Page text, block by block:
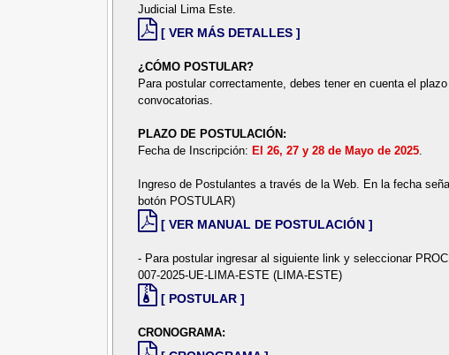
Judicial Lima Este.
[ VER MÁS DETALLES ]
¿CÓMO POSTULAR?
Para postular correctamente, debes tener en cuenta el
convocatorias.
PLAZO DE POSTULACIÓN:
Fecha de Inscripción:El 26, 27 y 28 de Mayo de 2025
Ingreso de Postulantes a través de la Web. En la fecha
botón POSTULAR)
[ VER MANUAL DE POSTULACIÓN ]
- Para postular ingresar al siguiente link y seleccionar
007-2025-UE-LIMA-ESTE (LIMA-ESTE)
[ POSTULAR ]
CRONOGRAMA: